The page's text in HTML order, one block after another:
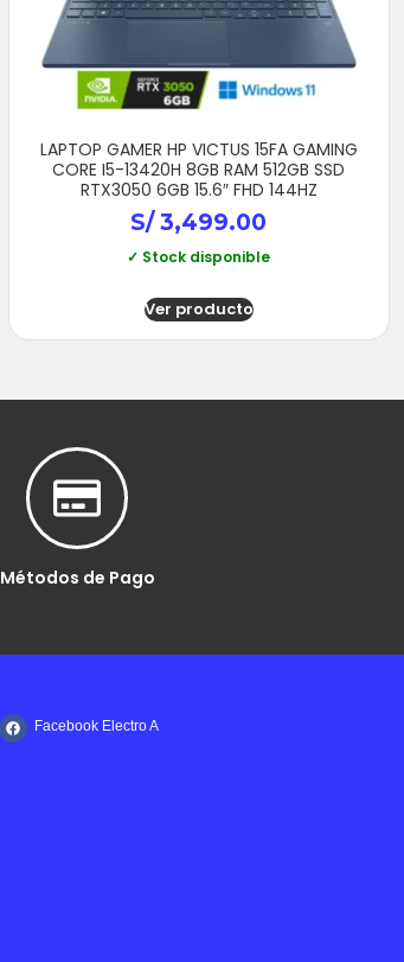
LAPTOP GAMER HP VICTUS 15FA GAMING
CORE I5-13420H 8GB RAM 512GB SSD
RTX3050 6GB 15.6″ FHD 144HZ
S/3,499.00
✓ Stock disponible
Ver producto
Métodos de Pago
Facebook Electro A